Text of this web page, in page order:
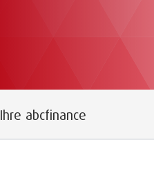
Ihre abcfinance